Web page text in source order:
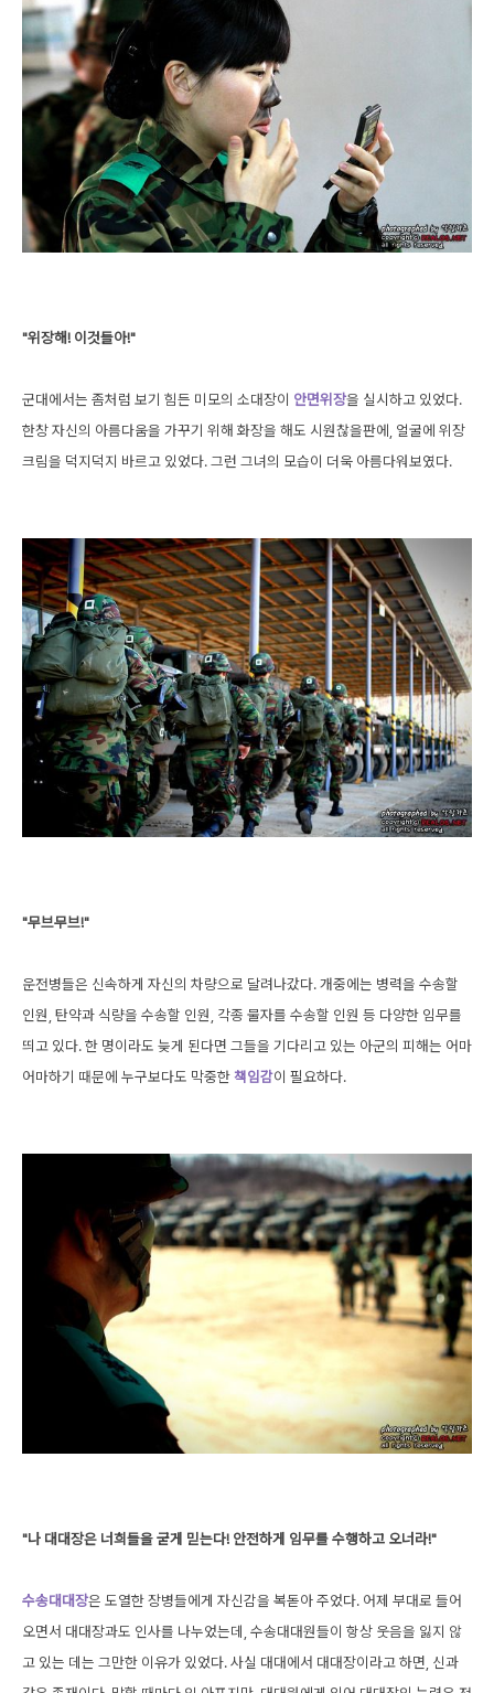
"위장해! 이것들아!"
군대에서는 좀처럼 보기 힘든 미모의 소대장이 안면위장을 실시하고 있었다.
한창 자신의 아름다움을 가꾸기 위해 화장을 해도 시원찮을판에, 얼굴에 위장
크림을 덕지덕지 바르고 있었다.그런 그녀의 모습이 더욱 아름다워보였다.
"무브무브!"
운전병들은 신속하게 자신의 차량으로 달려나갔다. 개중에는 병력을 수송할
인원, 탄약과 식량을 수송할 인원, 각종 물자를 수송할 인원 등 다양한 임무를
띄고 있다. 한 명이라도 늦게 된다면 그들을 기다리고 있는 아군의 피해는 어마
어마하기 때문에 누구보다도 막중한책임감이 필요하다.
"나 대대장은 너희들을 굳게 믿는다! 안전하게 임무를 수행하고 오너라!"
수송대대장은 도열한 장병들에게 자신감을 복돋아 주었다. 어제 부대로 들어
오면서 대대장과도 인사를 나누었는데, 수송대대원들이 항상 웃음을 잃지 않
고 있는 데는 그만한 이유가 있었다. 사실 대대에서 대대장이라고 하면, 신과